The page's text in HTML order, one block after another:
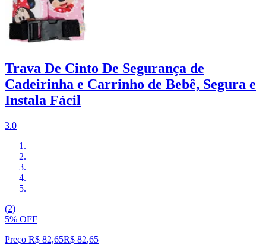
Trava De Cinto De Segurança de
Cadeirinha e Carrinho de Bebê, Segura e
Instala Fácil
3.0
(2)
5% OFF
Preço R$ 82,65R$ 82,65